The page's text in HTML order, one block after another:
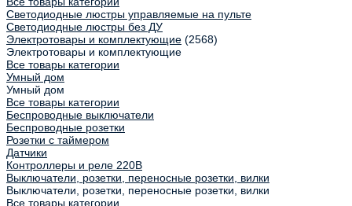
Светодиодные люстры управляемые на пульте
Светодиодные люстры без ДУ
Электротовары и комплектующие (2568)
Электротовары и комплектующие
Все товары категории
Умный дом
Умный дом
Все товары категории
Беспроводные выключатели
Беспроводные розетки
Розетки с таймером
Датчики
Контроллеры и реле 220В
Выключатели, розетки, переносные розетки, вилки
Выключатели, розетки, переносные розетки, вилки
Все товары категории